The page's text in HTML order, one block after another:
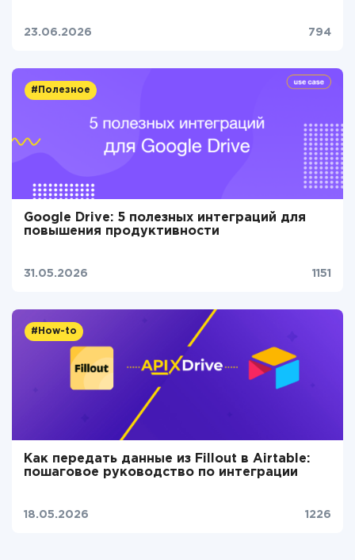
23.06.2026 794
#Полезное
Google Drive: 5 полезных интеграций для
повышения продуктивности
31.05.2026 1151
#How-to
Как передать данные из Fillout в Airtable:
пошаговое руководство по интеграции
18.05.2026 1226